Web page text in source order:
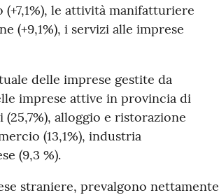
le attività manifatturiere
(+9,1%), i servizi alle imprese
delle imprese gestite da
imprese attive in provincia di
alloggio e ristorazione
(13,1%), industria
(9,3 %).
straniere, prevalgono nettamente